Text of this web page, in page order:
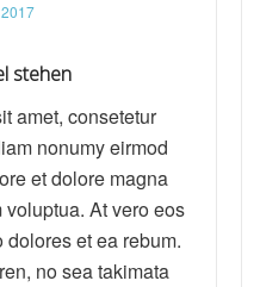
stehen
amet, consetetur
nonumy eirmod
et dolore magna
At vero eos
et ea rebum.
no sea takimata